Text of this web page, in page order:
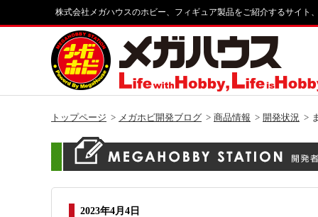
株式会社メガハウスのホビー、フィギュア製品をご紹介するサイト
トップページ メガホビ開発ブログ 商品情報 開発状況
2023年4月4日